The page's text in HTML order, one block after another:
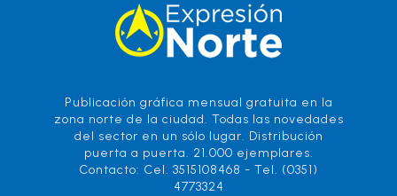
Publicación gráfica mensual gratuita en la
zona norte de la ciudad. Todas las novedades
del sector en un sólo lugar. Distribución
puerta a puerta. 21.000 ejemplares.
Contacto: Cel. 3515108468 - Tel. (0351)
4773324